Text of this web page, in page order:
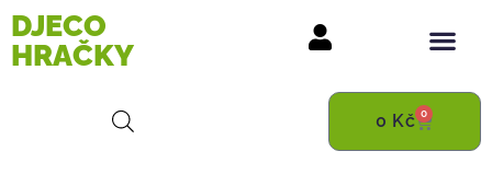
DJECO
HRAČKY
0 Kč 0